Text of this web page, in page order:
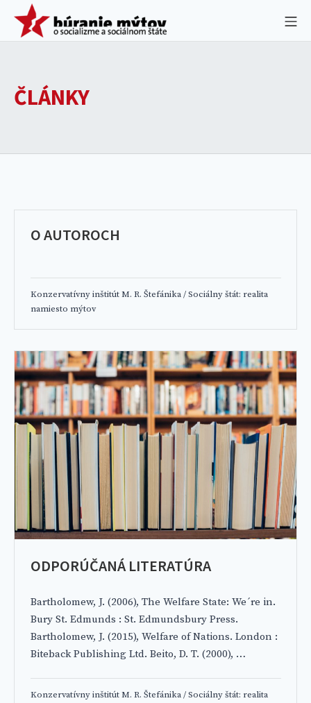
content
BÚRANIE
ČLÁNKY
O AUTOROCH
Konzervatívny inštitút M. R. Štefánika/Sociálny štát: realita
namiesto mýtov
ODPORÚČANÁ LITERATÚRA
Bartholomew, J. (2006), The Welfare State: We´re in.
Bury St. Edmunds : St. Edmundsbury Press.
Bartholomew, J. (2015), Welfare of Nations. London :
Biteback Publishing Ltd. Beito, D. T. (2000), …
Konzervatívny inštitút M. R. Štefánika/Sociálny štát: realita